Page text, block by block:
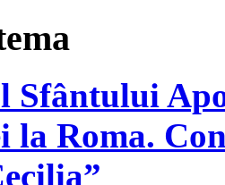
Sfântului
la Roma.